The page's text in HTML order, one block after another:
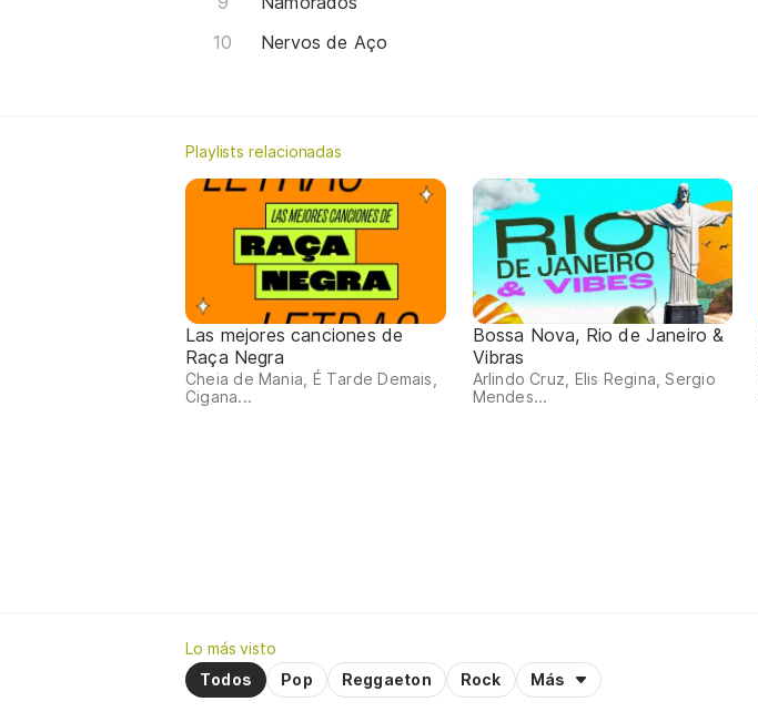
Nervos de Aço
Playlists relacionadas
Las mejores canciones de
Raça Negra
Cheia de Mania, É Tarde Demais,
Cigana...
Bossa Nova, Rio de Janeiro &
Vibras
Arlindo Cruz, Elis Regina, Sergio
Mendes...
Lo más visto
Todos
Pop Reggaeton Rock Más